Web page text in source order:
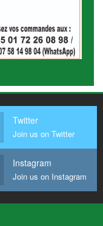
Twitter
Join us on Twitter
Instagram
Join us on Instagram